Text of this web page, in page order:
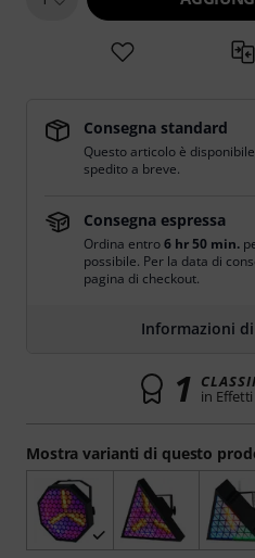
Mostra varianti di questo
Consegna standard
Questo articolo è
spedito a breve.
Consegna espressa
Ordina entro6 hr 50 min.
possibile. Per la data di
pagina di checkout.
Informazioni
1 in Effetti